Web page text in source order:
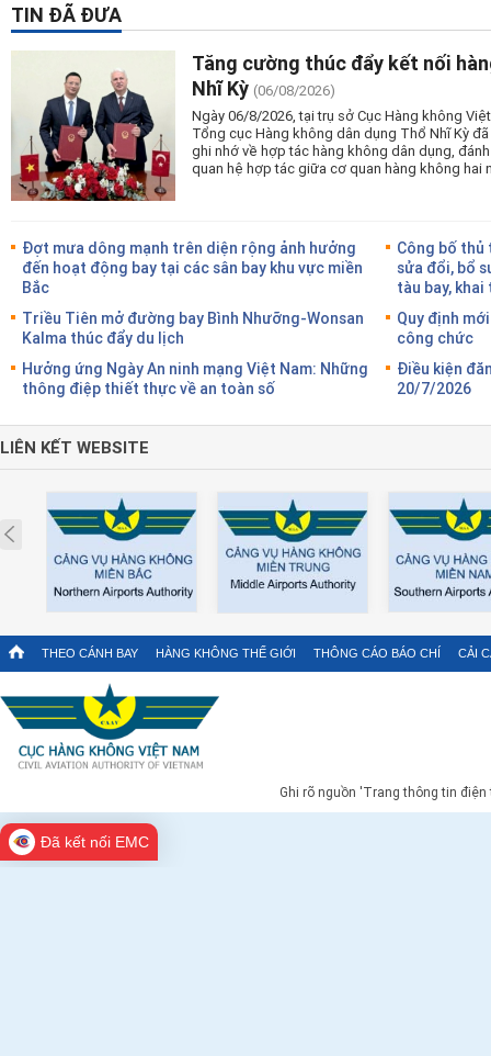
TIN ĐÃ ĐƯA
Tăng cường thúc đẩy kết nối
Nhĩ Kỳ (06/08/2026)
Ngày 06/8/2026, tại trụ sở Cục Hàng không
Tổng cục Hàng không dân dụng Thổ Nhĩ Kỳ
ghi nhớ về hợp tác hàng không dân dụng,
quan hệ hợp tác giữa cơ quan hàng không hai
Đợt mưa dông mạnh trên diện rộng ảnh hưởng
đến hoạt động bay tại các sân bay khu vực miền
Bắc
Triều Tiên mở đường bay Bình Nhưỡng-Wonsan
Kalma thúc đẩy du lịch
Hưởng ứng Ngày An ninh mạng Việt Nam: Những
thông điệp thiết thực về an toàn số
Công bố thủ
sửa đổi, bổ
tàu bay,
Quy định
công chức
Điều kiện
20/7/2026
LIÊN KẾT WEBSITE
Prev
THEO CÁNH BAY HÀNG KHÔNG THẾ GIỚI THÔNG CÁO BÁO CHÍ CẢI
Ghi rõ nguồn 'Trang thông tin
Đã kết nối EMC